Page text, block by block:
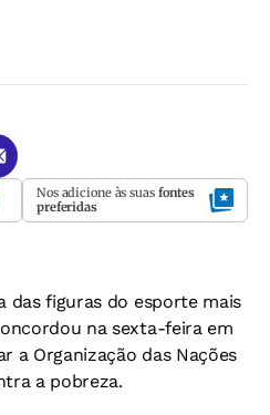
Nos adicione às suas fontes
preferidas
das figuras do esporte mais
na sexta-feira em
a Organização das Nações
a pobreza.